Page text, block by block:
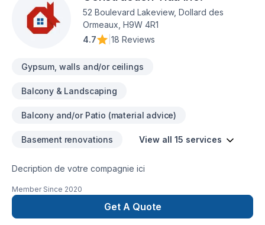
52 Boulevard Lakeview, Dollard des
Ormeaux, H9W 4R1
4.7
18 Reviews
Gypsum, walls and/or ceilings
Balcony & Landscaping
Balcony and/or Patio (material advice)
Basement renovations View all 15 services
Decription de votre compagnie ici
Member Since 2020
Get A Quote